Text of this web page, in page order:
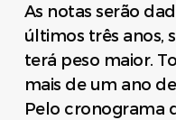
As notas serão
últimos três anos,
terá peso maior.
mais de um ano
Pelo cronograma